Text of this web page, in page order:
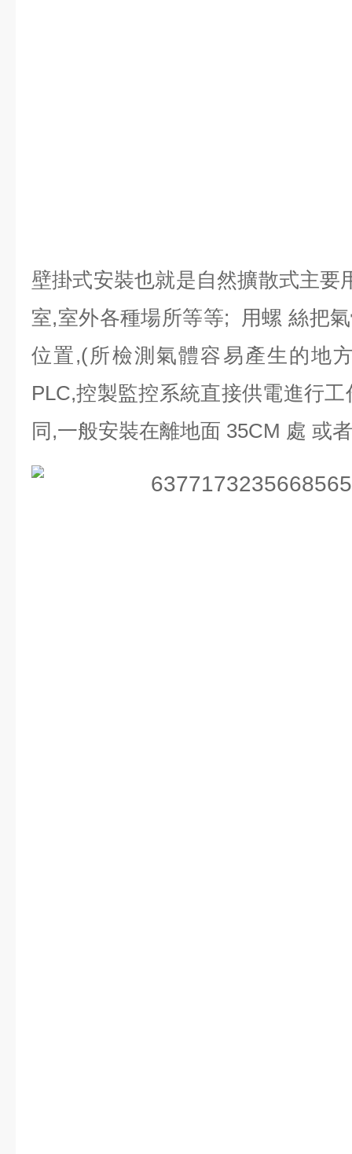
壁掛式安裝也就是自然擴散式主要
室,室外各種場所等等; 用螺 絲把
位置,(所檢測氣體容易產生的地
PLC,控製監控系統直接供電進行
同,一般安裝在離地面 35CM 處 或